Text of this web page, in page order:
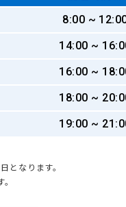
8:00 ~
14:00 ~
16:00 ~
18:00 ~
19:00 ~
となります。